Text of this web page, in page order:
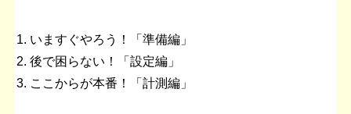
いますぐやろう！「準備編」
後で困らない！「設定編」
ここからが本番！「計測編」